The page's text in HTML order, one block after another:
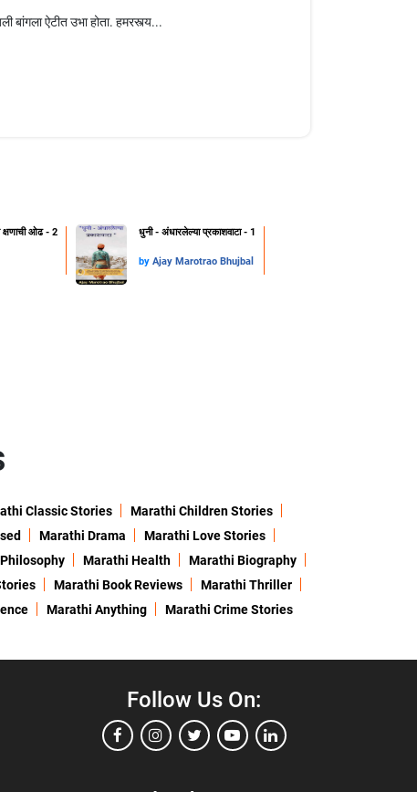
बांगला ऐटीत उभा होता. हमरस्त्य...
क्षणाची ओढ - 2 धुनी - अंधारलेल्या प्रकाशवाटा - 1
by Ajay Marotrao Bhujbal
Classic Stories
Marathi Children Stories
Marathi Drama
Marathi Love Stories
Marathi Health
Marathi Biography
Marathi Book Reviews
Marathi Thriller
Marathi Anything Marathi Crime Stories
Follow Us On: